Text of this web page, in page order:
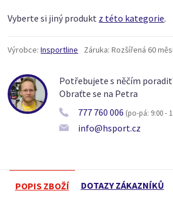
Vyberte si jiný produkt z této kategorie.
Výrobce: Insportline Záruka: Rozšířená 60
Potřebujete s něčím
Obraťte se na Petra
777 760 006 (po-pá: 9:00 -
info@hsport.cz
POPIS ZBOŽÍ DOTAZY ZÁKAZNÍKŮ